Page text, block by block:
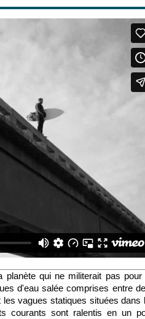
qui ne militerait pas pour
d'eau salée comprises entre
vagues statiques situées dans
courants sont ralentis en un